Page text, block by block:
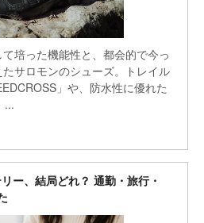
培った機能性と、都会的で今っ
サロモンのシューズ。トレイル
」や、防水性に優れた
...
ー、結局どれ？ 通勤・旅行・